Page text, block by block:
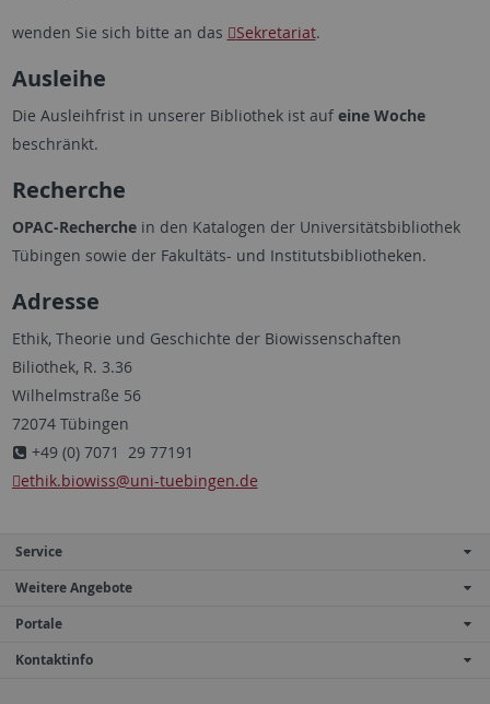
wenden Sie sich bitte an das Sekretariat.
Ausleihe
Die Ausleihfrist in unserer Bibliothek ist auf eine Woche
beschränkt.
Recherche
OPAC-Recherche in den Katalogen der Universitätsbibliothek
Tübingen sowie der Fakultäts- und Institutsbibliotheken.
Adresse
Ethik, Theorie und Geschichte der Biowissenschaften
Biliothek, R. 3.36
Wilhelmstraße 56
72074 Tübingen
+49 (0) 7071 29 77191
ethik.biowiss@uni-tuebingen.de
Service
Weitere Angebote
Portale
Kontaktinfo